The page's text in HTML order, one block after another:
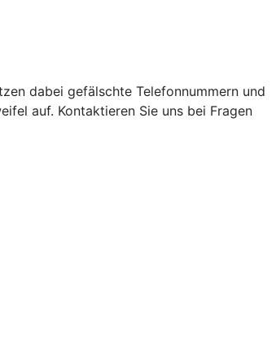
dabei gefälschte Telefonnummern und
auf. Kontaktieren Sie uns bei Fragen